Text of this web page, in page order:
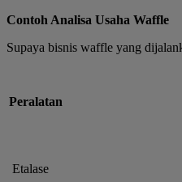
Contoh Analisa Usaha Waffle
Supaya bisnis waffle yang
Peralatan
Etalase